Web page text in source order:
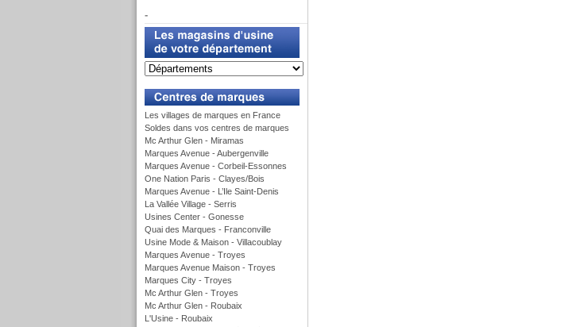
-
Les villages de marques en France
Soldes dans vos centres de marques
Mc Arthur Glen - Miramas
Marques Avenue - Aubergenville
Marques Avenue - Corbeil-Essonnes
One Nation Paris - Clayes/Bois
Marques Avenue - L’Ile Saint-Denis
La Vallée Village - Serris
Usines Center - Gonesse
Quai des Marques - Franconville
Usine Mode & Maison - Villacoublay
Marques Avenue - Troyes
Marques Avenue Maison - Troyes
Marques City - Troyes
Mc Arthur Glen - Troyes
Mc Arthur Glen - Roubaix
L'Usine - Roubaix